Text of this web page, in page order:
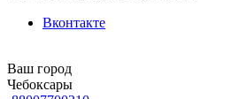
Вконтакте
Ваш город
Чебоксары